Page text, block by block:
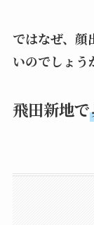
ではなぜ、顔
いのでしょう
飛田新地で